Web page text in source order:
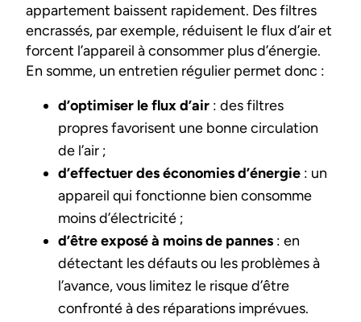
appartement baissent rapidement. Des filtres
encrassés, par exemple, réduisent le flux d’air et
forcent l’appareil à consommer plus d’énergie.
En somme, un entretien régulier permet donc :
d’optimiser le flux d’air : des filtres
propres favorisent une bonne circulation
de l’air ;
d’effectuer des économies d’énergie : un
appareil qui fonctionne bien consomme
moins d’électricité ;
d’être exposé à moins de pannes : en
détectant les défauts ou les problèmes à
l’avance, vous limitez le risque d’être
confronté à des réparations imprévues.